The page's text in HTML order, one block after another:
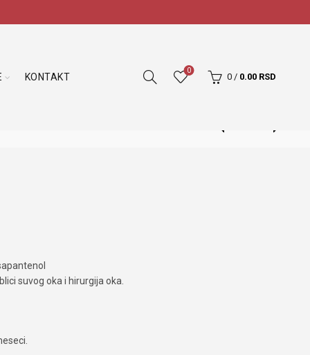
KONTAKT
0
0 / 0.00 RSD
suvog oka i hirurgija oka.